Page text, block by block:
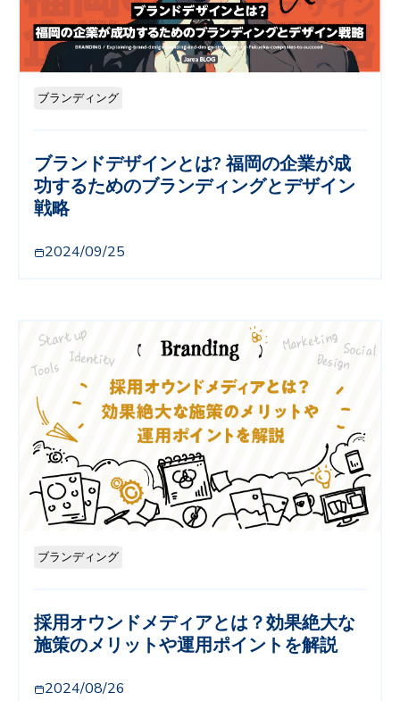
ブランディング
ブランドデザインとは? 福岡の企業が成
功するためのブランディングとデザイン
戦略
2024/09/25
ブランディング
採用オウンドメディアとは？効果絶大な
施策のメリットや運用ポイントを解説
2024/08/26